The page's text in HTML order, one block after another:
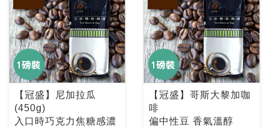
【冠盛】尼加拉瓜
(450g)
入口時巧克力焦糖感濃
【冠盛】哥斯大黎加咖
啡
偏中性豆 香氣溫醇